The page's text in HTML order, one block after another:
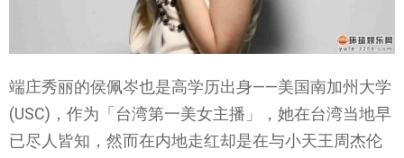
端庄秀丽的侯佩岑也是高学历出身——美国南加州大学
(USC)，作为「台湾第一美女主播」，她在台湾当地早
已尽人皆知，然而在内地走红却是在与小天王周杰伦